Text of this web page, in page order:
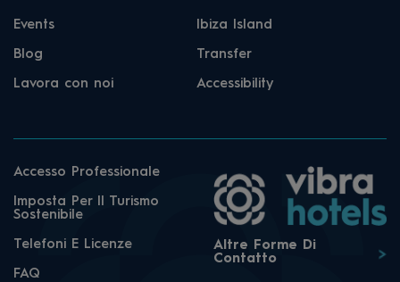
Events Ibiza Island
Blog Transfer
Lavora con noi Accessibility
Accesso Professionale
Imposta Per Il Turismo
Sostenibile
Telefoni E Licenze
FAQ
Altre Forme Di
Contatto